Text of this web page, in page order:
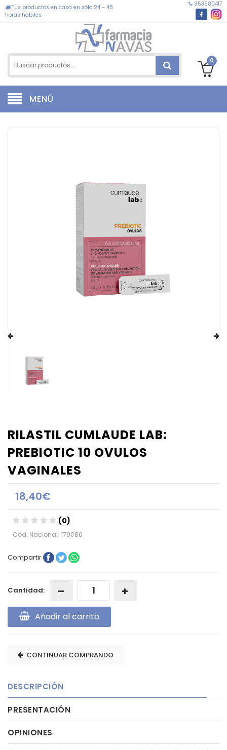
Tus productos en casa en sólo 24 - 48
horas hábiles
953580417
0
MENÚ
RILASTIL CUMLAUDE LAB:
PREBIOTIC 10 OVULOS
VAGINALES
18,40€
(0)
Cod. Nacional: 179086
Compartir
Cantidad:
Añadir al carrito
CONTINUAR COMPRANDO
DESCRIPCIÓN
PRESENTACIÓN
OPINIONES